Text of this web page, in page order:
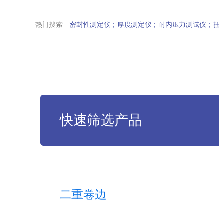
热门搜索： 密封性测定仪；厚度测定仪；耐内压力测试仪；
快速筛选产品
二重卷边